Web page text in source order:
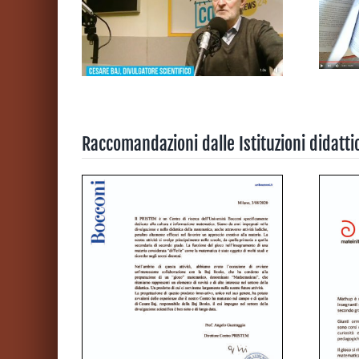
Raccomandazioni dalle Istituzioni